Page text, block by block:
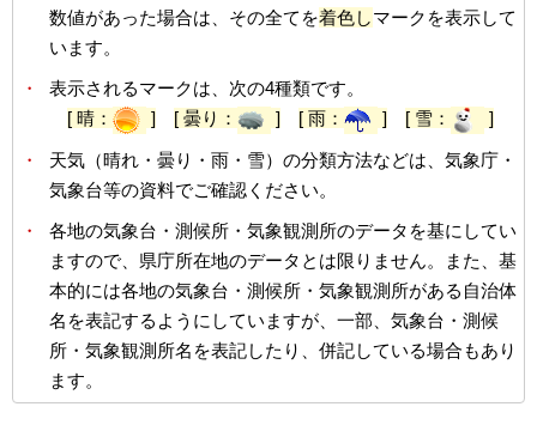
数値があった場合は、その全てを着色しマークを表示して
います。
・
表示されるマークは、次の4種類です。
[ 晴：
] [ 曇り： ] [ 雨： ] [ 雪： ]
・
天気（晴れ・曇り・雨・雪）の分類方法などは、気象庁・
気象台等の資料でご確認ください。
・
各地の気象台・測候所・気象観測所のデータを基にしてい
ますので、県庁所在地のデータとは限りません。また、基
本的には各地の気象台・測候所・気象観測所がある自治体
名を表記するようにしていますが、一部、気象台・測候
所・気象観測所名を表記したり、併記している場合もあり
ます。